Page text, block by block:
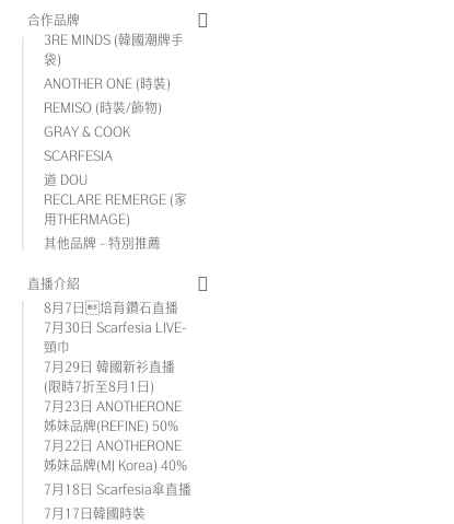
合作品牌
3RE MINDS (韓國潮牌手
袋)
ANOTHER ONE (時裝)
REMISO (時裝/飾物)
GRAY & COOK
SCARFESIA
道 DOU
RECLARE REMERGE (家
用THERMAGE)
其他品牌 - 特別推薦
直播介紹
8月7日培育鑽石直播
7月30日 Scarfesia LIVE-
頸巾
7月29日 韓國新衫直播
(限時7折至8月1日)
7月23日 ANOTHERONE
姊妹品牌(REFINE) 50%
7月22日 ANOTHERONE
姊妹品牌(MJ Korea) 40%
7月18日 Scarfesia傘直播
7月17日韓國時裝